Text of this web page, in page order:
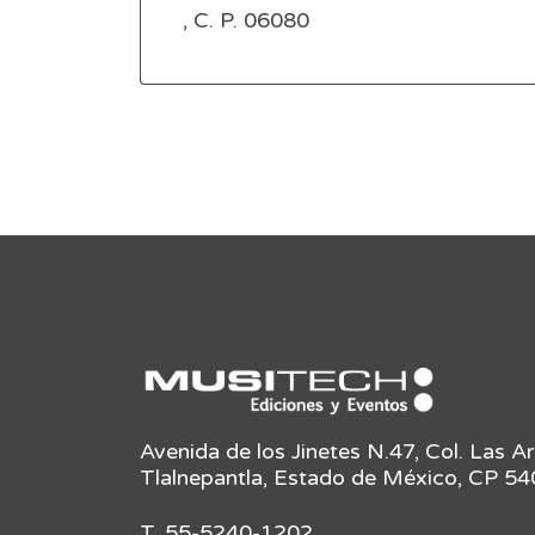
, C. P. 06080
Avenida de los Jinetes N.47, Col. Las
Tlalnepantla, Estado de México, CP